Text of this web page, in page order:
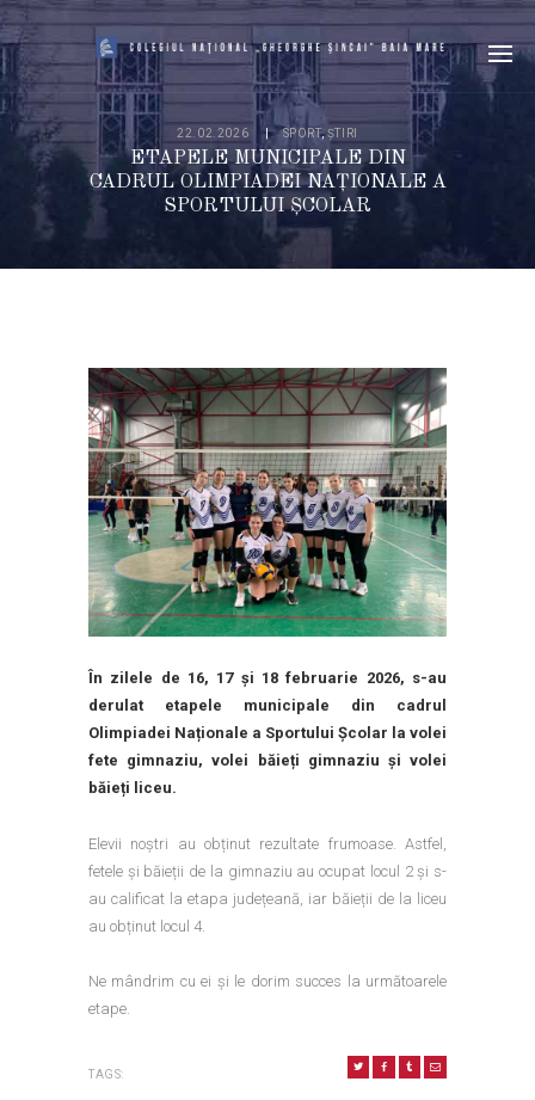
22.02.2026 SPORT,ȘTIRI
ETAPELE MUNICIPALE DIN
CADRUL OLIMPIADEI NAȚIONALE A
SPORTULUI ȘCOLAR
În zilele de 16, 17 și 18 februarie 2026, s-au
derulat etapele municipale din cadrul
Olimpiadei Naționale a Sportului Școlar la volei
fete gimnaziu, volei băieți gimnaziu și volei
băieți liceu.
Elevii noștri au obținut rezultate frumoase. Astfel,
fetele și băieții de la gimnaziu au ocupat locul 2 și s-
au calificat la etapa județeană, iar băieții de la liceu
au obținut locul 4.
Ne mândrim cu ei și le dorim succes la următoarele
etape.
TAGS: